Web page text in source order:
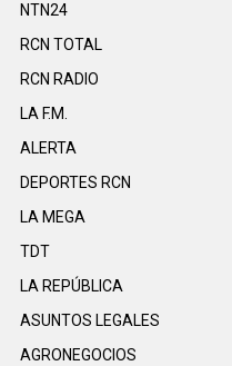
NTN24
RCN TOTAL
RCN RADIO
LA F.M.
ALERTA
DEPORTES RCN
LA MEGA
TDT
LA REPÚBLICA
ASUNTOS LEGALES
AGRONEGOCIOS